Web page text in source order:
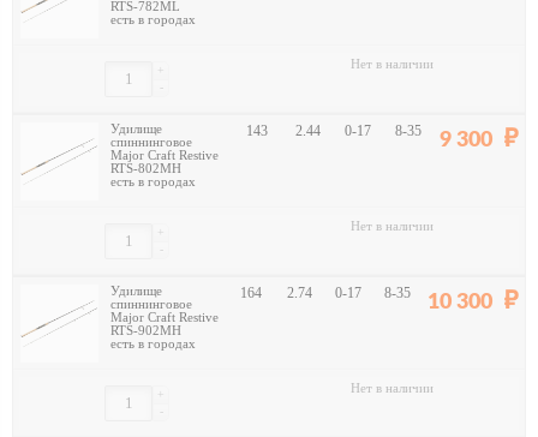
RTS-782ML
есть в городах
-
+ Нет в наличии
Удилище
спиннинговое
Major Craft Restive
RTS-802MH
есть в городах
143 2.44 0-17 8-35 9 300
-
+ Нет в наличии
Удилище
спиннинговое
Major Craft Restive
RTS-902MH
есть в городах
164 2.74 0-17 8-35 10 300
-
+ Нет в наличии